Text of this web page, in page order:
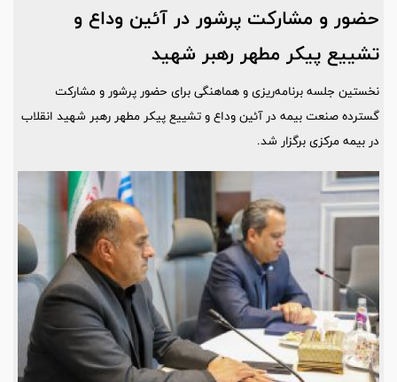
حضور و مشارکت پرشور در آئین وداع و
تشییع پیکر مطهر رهبر شهید
نخستین جلسه برنامه‌ریزی و هماهنگی برای حضور پرشور و مشارکت
گسترده صنعت بیمه در آئین وداع و تشییع پیکر مطهر رهبر شهید انقلاب
در بیمه مرکزی برگزار شد.